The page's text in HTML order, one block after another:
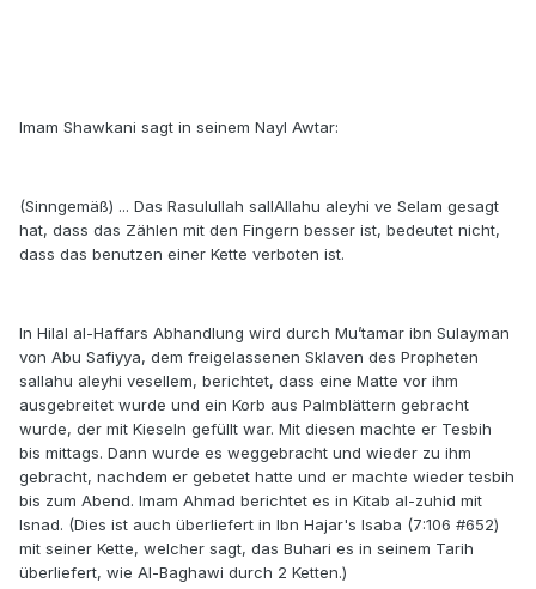
Imam Shawkani sagt in seinem Nayl Awtar:
(Sinngemäß) ... Das Rasulullah sallAllahu aleyhi ve Selam gesagt
hat, dass das Zählen mit den Fingern besser ist, bedeutet nicht,
dass das benutzen einer Kette verboten ist.
In Hilal al-Haffars Abhandlung wird durch Mu’tamar ibn Sulayman
von Abu Safiyya, dem freigelassenen Sklaven des Propheten
sallahu aleyhi vesellem, berichtet, dass eine Matte vor ihm
ausgebreitet wurde und ein Korb aus Palmblättern gebracht
wurde, der mit Kieseln gefüllt war. Mit diesen machte er Tesbih
bis mittags. Dann wurde es weggebracht und wieder zu ihm
gebracht, nachdem er gebetet hatte und er machte wieder tesbih
bis zum Abend. Imam Ahmad berichtet es in Kitab al-zuhid mit
Isnad. (Dies ist auch überliefert in Ibn Hajar's Isaba (7:106 #652)
mit seiner Kette, welcher sagt, das Buhari es in seinem Tarih
überliefert, wie Al-Baghawi durch 2 Ketten.)